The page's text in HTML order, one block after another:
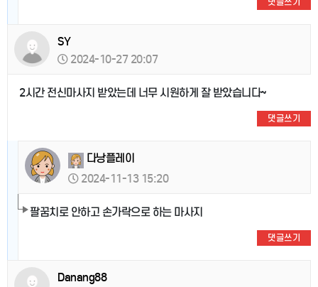
SY
2024-10-27 20:07
2시간 전신마사지 받았는데 너무 시원하게 잘 받았습니다~
댓글쓰기
다낭플레이
2024-11-13 15:20
팔꿈치로 안하고 손가락으로 하는 마사지
댓글쓰기
Danang88